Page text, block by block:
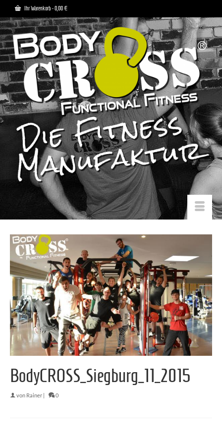
Ihr Warenkorb-0,00 €
BodyCROSS_Siegburg_11_2015
von Rainer | 0